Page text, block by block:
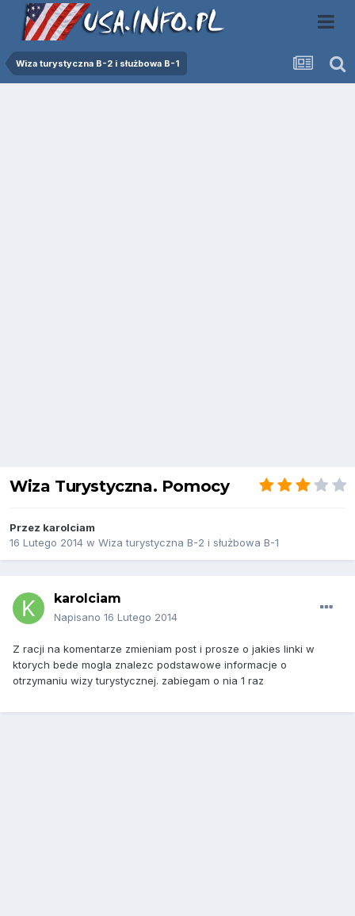
Wiza turystyczna B-2 i służbowa B-1
Wiza Turystyczna. Pomocy
Przez karolciam
16 Lutego 2014 w Wiza turystyczna B-2 i służbowa B-1
karolciam
Napisano 16 Lutego 2014
Z racji na komentarze zmieniam post i prosze o jakies linki w
ktorych bede mogla znalezc podstawowe informacje o
otrzymaniu wizy turystycznej. zabiegam o nia 1 raz